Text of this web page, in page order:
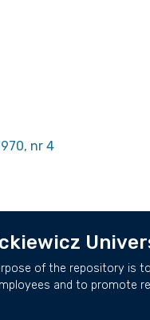
nr 4
of the repository is
and to promote